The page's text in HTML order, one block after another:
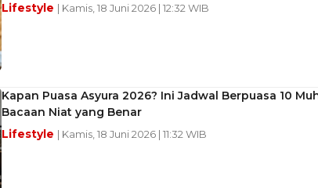
Lifestyle | Kamis, 18 Juni 2026 | 12:32 WIB
Kapan Puasa Asyura 2026? Ini Jadwal Berpuasa 10
Bacaan Niat yang Benar
Lifestyle | Kamis, 18 Juni 2026 | 11:32 WIB